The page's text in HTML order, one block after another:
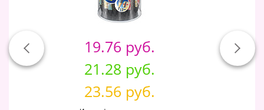
19.76 руб.
21.28 руб.
23.56 руб.